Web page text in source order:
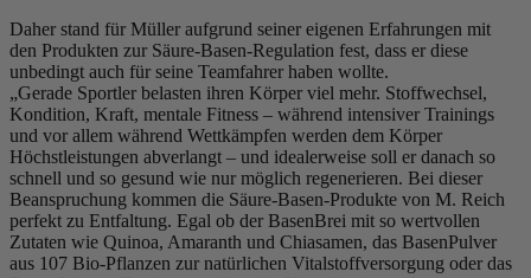
Daher stand für Müller aufgrund seiner eigenen Erfahrungen mit
den Produkten zur Säure-Basen-Regulation fest, dass er diese
unbedingt auch für seine Teamfahrer haben wollte.
„Gerade Sportler belasten ihren Körper viel mehr. Stoffwechsel,
Kondition, Kraft, mentale Fitness – während intensiver Trainings
und vor allem während Wettkämpfen werden dem Körper
Höchstleistungen abverlangt – und idealerweise soll er danach so
schnell und so gesund wie nur möglich regenerieren. Bei dieser
Beanspruchung kommen die Säure-Basen-Produkte von M. Reich
perfekt zu Entfaltung. Egal ob der BasenBrei mit so wertvollen
Zutaten wie Quinoa, Amaranth und Chiasamen, das BasenPulver
aus 107 Bio-Pflanzen zur natürlichen Vitalstoffversorgung oder das